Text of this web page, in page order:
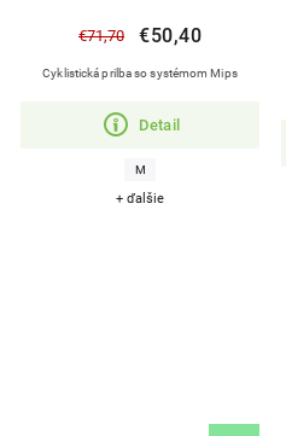
€71,70 €50,40
Detail
Cyklistická prilba so systémom Mips
M
+ ďalšie